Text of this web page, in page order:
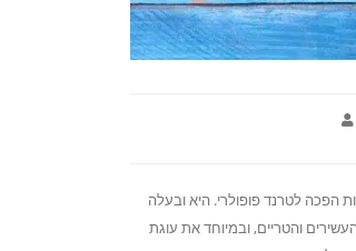
הפכה לטרנד פופולרי. היא ובעלה
והטריים, ובמיוחד את עוגת